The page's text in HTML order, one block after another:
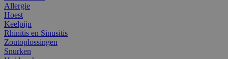
Allergie
Hoest
Keelpijn
Rhinitis en Sinusitis
Zoutoplossingen
Snurken